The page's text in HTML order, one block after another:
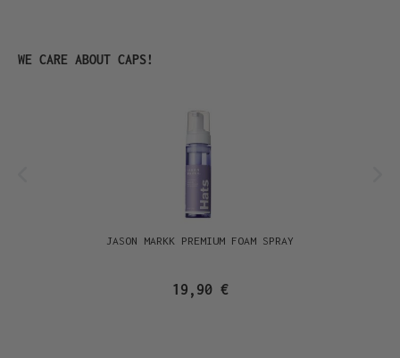
Produktgalerie überspringen
WE CARE ABOUT CAPS!
JASON MARKK PREMIUM FOAM SPRAY
19,90 €